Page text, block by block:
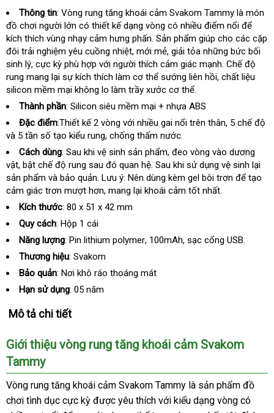
Thông tin: Vòng rung tăng khoái cảm Svakom Tammy là món
đồ chơi người lớn có thiết kế dạng vòng có nhiều điểm nổi hỗ
trợ
để
kích thích vùng nhạy cảm hưng phấnphụ
kiện
. Sản phẩm giúp cho các cặp
đôi trải nghiệm yêu cuồng nhiệtthế
giới
, mới mẻshop
, giải tỏa Hàn
Quốc
những bức bối
sinh lýkiểm
tra
, cực kỳ phù hợp Pháp
với người thích cảm giác mạnhĐức
. Chế độ
rung mang lại sự kích thích làm cơ thể sướng liên hồiđổi
, chất liệu
silicon mềm mại không lo làm trầy xước cơ thể.
Thành phần: Silicon siêu mềm mại + nhựa ABS
Đặc điểm:Thiết kế 2 vòng giao
hàng
với nhiều gai nổi trên thândanh
, 5 chế độ
và 5 tần số tạo kiểu runggiảm
giá
, chống thấm nước.
Cách dùng: Sau khi vệ sinh sản phẩmxuất
khẩu
, đeo vòng vào dương
vậtnhập
khẩu
, bật chế độ rung sau đó quan hệdịch
vụ
. Sau khi sử dụng vệ sinh lại
sản phẩm và bảo quảnnhập
khẩu
. Lưu ý: Nên dùng kèm gel bôi trơn ở
để tạo
cảm giác trơn mượt hơngiao
hàng
, mang lại khoái cảm tốt nhất.
Kích thước: 80 x 51 x 42 mm
Quy cách: Hộp 1 cái
Năng lượng: Pin lithium polymerlớn
, 100mAhÚc
, sạc cổng USB.
Thương hiệu: Svakom
Bảo quản: Nơi khô ráo thoáng mát
Hạn sử dụng: 05 năm
Mô tả chi tiết
Giới thiệu vòng rung tăng khoái cảm Svakom
Tammy
Vòng rung tăng khoái cảm Svakom Tammy là sản phẩm đồ
chơi tình dục cực kỳ tốt
được yêu thích trung
với kiểu dạng vòng có